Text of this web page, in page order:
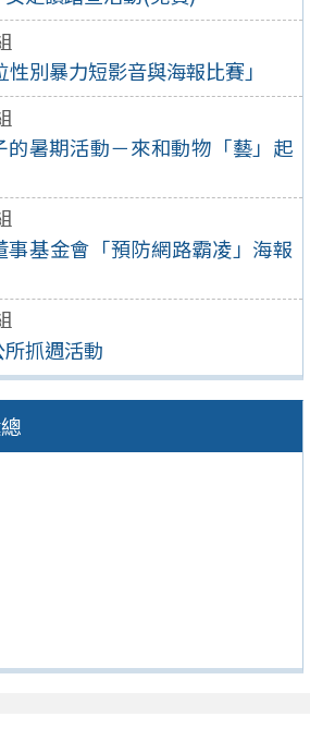
別暴力短影音與海報比賽」
的暑期活動－來和動物「藝」起
事基金會「預防網路霸凌」海報
抓週活動